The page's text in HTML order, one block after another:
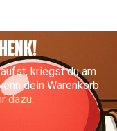
kriegst du am
dein Warenkorb
dazu.